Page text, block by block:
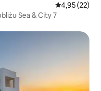
Średnia
4,95 (22)
Sea & City 7